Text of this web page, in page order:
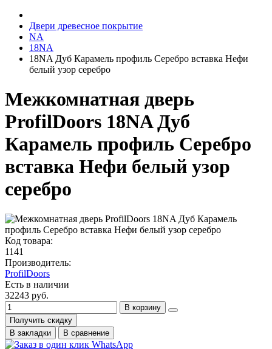
Двери древесное покрытие
NA
18NA
18NA Дуб Карамель профиль Серебро вставка Нефи
белый узор серебро
Межкомнатная дверь
ProfilDoors 18NA Дуб
Карамель профиль Серебро
вставка Нефи белый узор
серебро
Код товара:
1141
Производитель:
ProfilDoors
Есть в наличии
32243 руб.
В корзину
Получить скидку
В закладки
В сравнение